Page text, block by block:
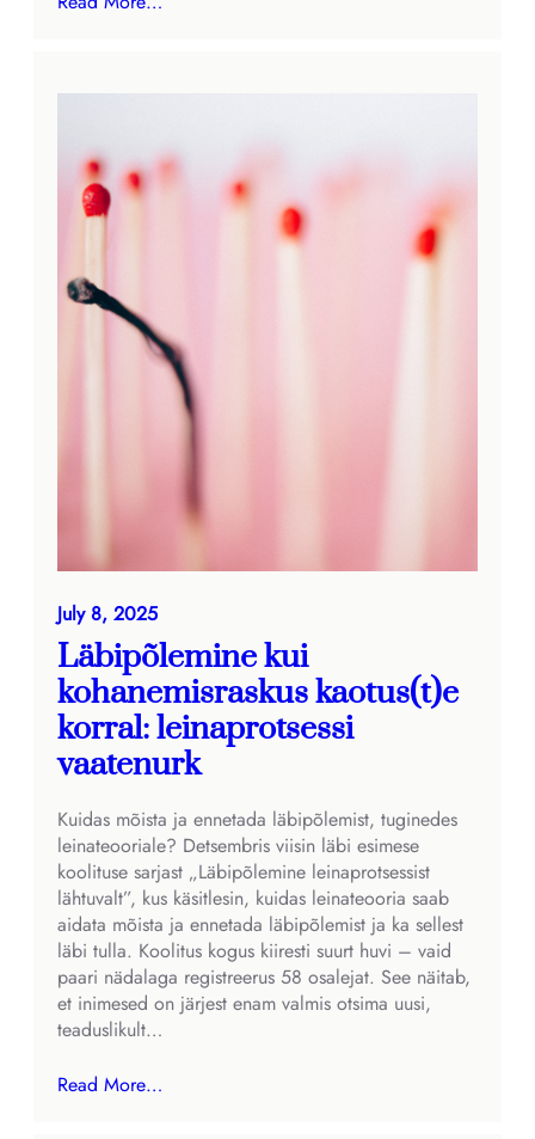
July 8, 2025
Läbipõlemine kui
kohanemisraskus kaotus(t)e
korral: leinaprotsessi
vaatenurk
Kuidas mõista ja ennetada läbipõlemist, tuginedes
leinateooriale? Detsembris viisin läbi esimese
koolituse sarjast „Läbipõlemine leinaprotsessist
lähtuvalt”, kus käsitlesin, kuidas leinateooria saab
aidata mõista ja ennetada läbipõlemist ja ka sellest
läbi tulla. Koolitus kogus kiiresti suurt huvi – vaid
paari nädalaga registreerus 58 osalejat. See näitab,
et inimesed on järjest enam valmis otsima uusi,
teaduslikult…
Read More…